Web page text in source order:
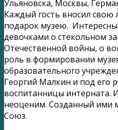
Ульяновска, Москвы,
Каждый гость вносил свою
подарок музею.
девочками о стекольном
Отечественной войны, о
роль в формировании
образовательного
Георгий Малкин и под его
воспитанницы интерната.
неоценим. Созданный ими
Союз.